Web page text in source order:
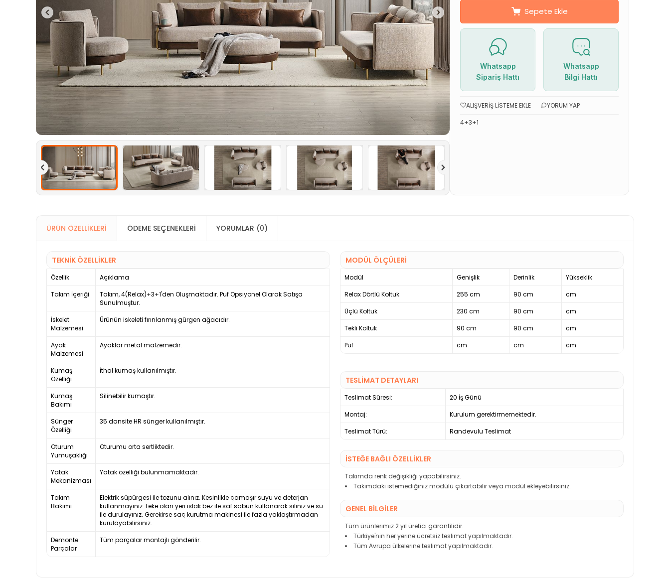
Sepete Ekle
Whatsapp
Sipariş Hattı
Whatsapp
Bilgi Hattı
ALIŞVERIŞ LISTEME EKLE
YORUM YAP
4+3+1
ÜRÜN ÖZELLIKLERI ÖDEME SEÇENEKLERI YORUMLAR (0)
TEKNİK ÖZELLİKLER
Özellik
Açıklama
Takım İçeriği
Takım, 4(Relax)+3+1'den Oluşmaktadır. Puf Opsiyonel Olarak Satışa
Sunulmuştur.
İskelet
Malzemesi
Ürünün iskeleti fırınlanmış gürgen ağacıdır.
Ayak
Malzemesi
Ayaklar metal malzemedir.
Kumaş
Özelliği
İthal kumaş kullanılmıştır.
Kumaş
Bakımı
Silinebilir kumaştır.
Sünger
Özelliği
35 dansite HR sünger kullanılmıştır.
Oturum
Yumuşaklığı
Oturumu orta sertliktedir.
Yatak
Mekanizması
Yatak özelliği bulunmamaktadır.
Takım
Bakımı
Elektrik süpürgesi ile tozunu alınız. Kesinlikle çamaşır suyu ve deterjan
kullanmayınız. Leke olan yeri ıslak bez ile saf sabun kullanarak siliniz ve su
ile durulayınız. Gerekirse saç kurutma makinesi ile fazla yaklaştırmadan
kurulayabilirsiniz.
Demonte
Parçalar
Tüm parçalar montajlı gönderilir.
MODÜL ÖLÇÜLERİ
Modül Genişlik Derinlik
Yükseklik
Relax Dörtlü Koltuk
255 cm 90 cm
cm
Üçlü Koltuk
230 cm 90 cm
cm
Tekli Koltuk
90 cm 90 cm
cm
Puf
cm cm cm
TESLİMAT DETAYLARI
Teslimat Süresi:
20 İş Günü
Montaj:
Kurulum gerektirmemektedir.
Teslimat Türü:
Randevulu Teslimat
İSTEĞE BAĞLI ÖZELLİKLER
Takımda renk değişikliği yapabilirsiniz.
Takımdaki istemediğiniz modülü çıkartabilir veya modül ekleyebilirsiniz.
GENEL BİLGİLER
Tüm ürünlerimiz 2 yıl üretici garantilidir.
Türkiye'nin her yerine ücretsiz teslimat yapılmaktadır.
Tüm Avrupa ülkelerine teslimat yapılmaktadır.